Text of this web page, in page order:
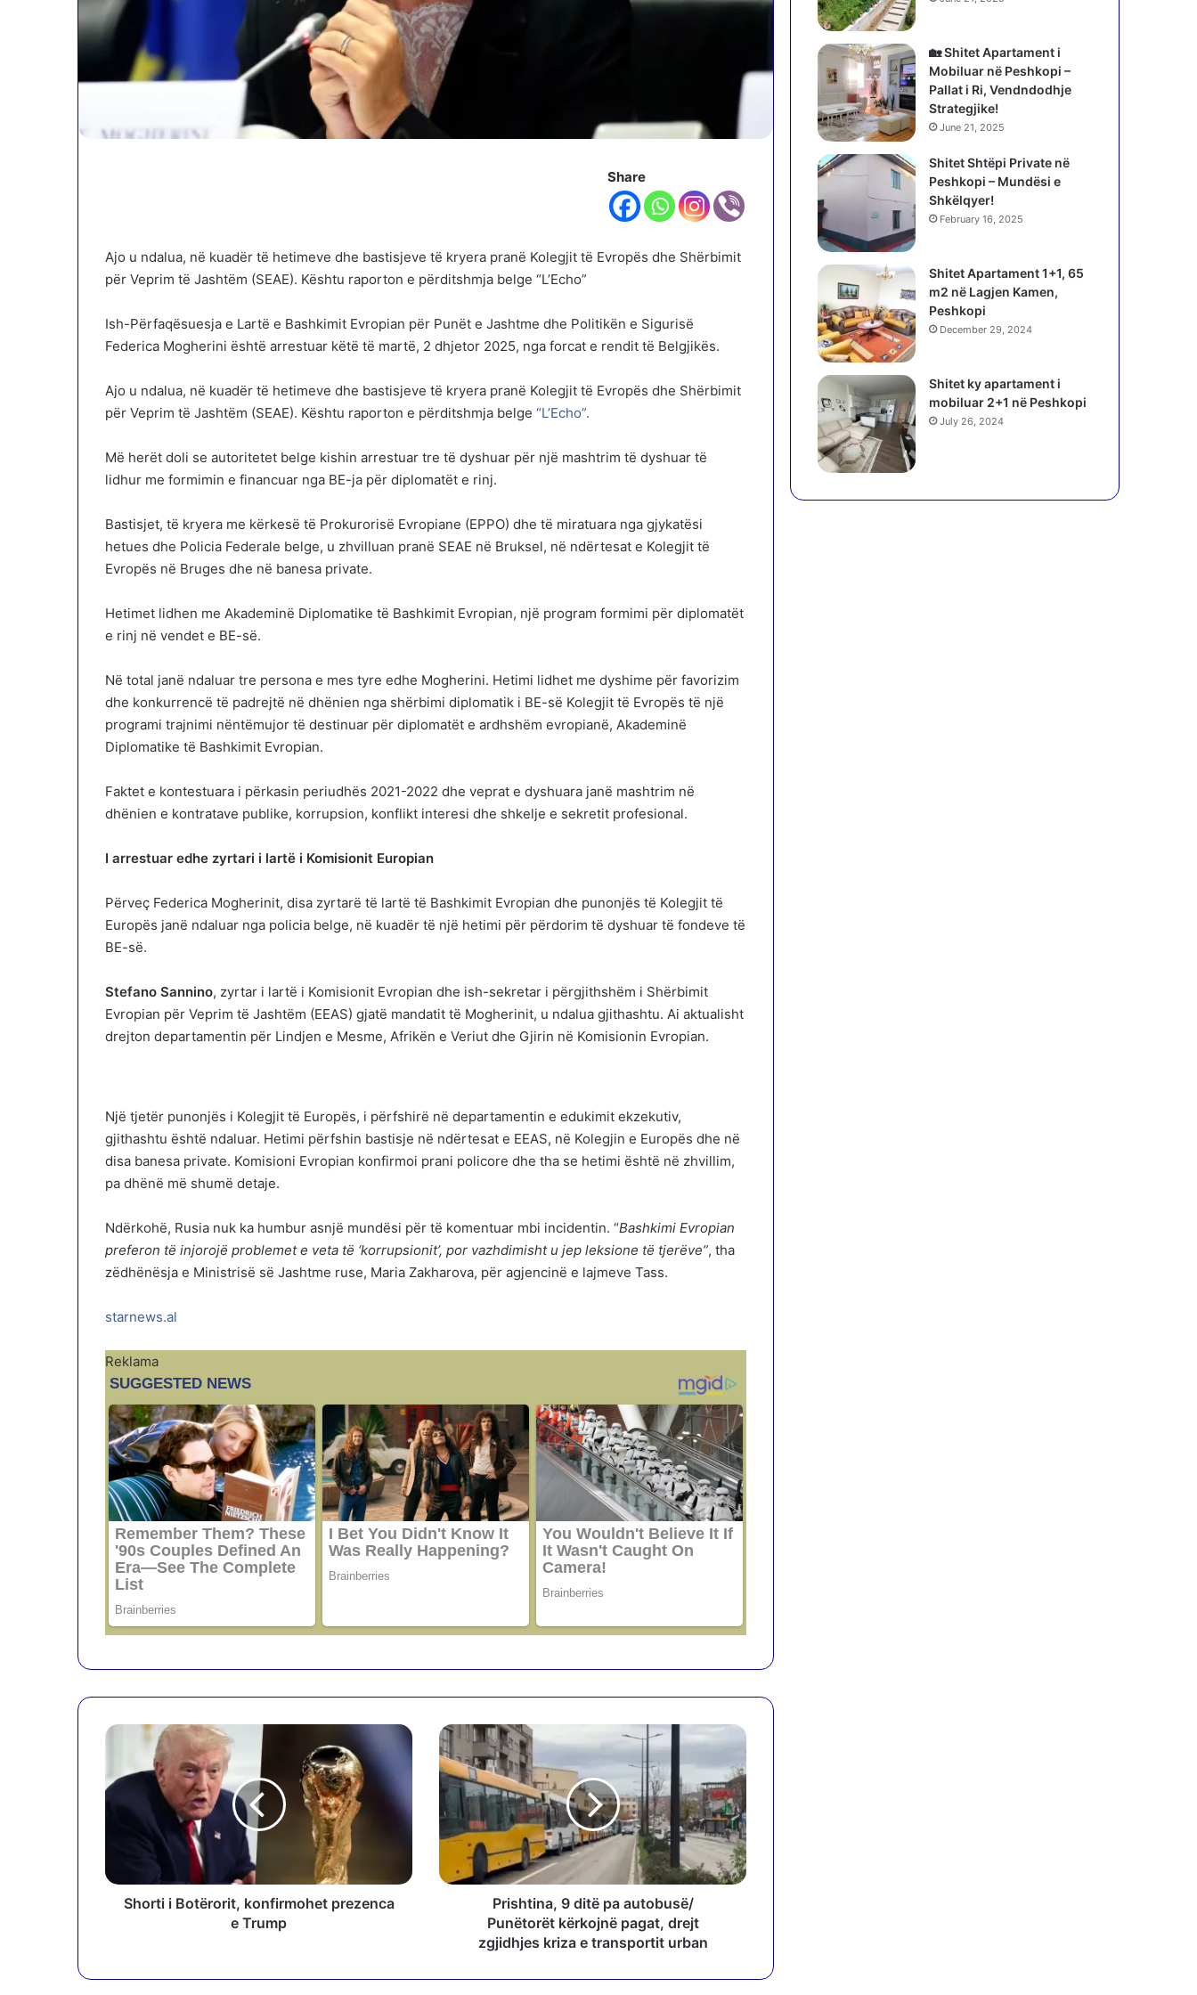
Share
Ajo u ndalua, në kuadër të hetimeve dhe bastisjeve të kryera pranë Kolegjit të Evropës dhe Shërbimit
për Veprim të Jashtëm (SEAE). Kështu raporton e përditshmja belge “L’Echo”
Ish-Përfaqësuesja e Lartë e Bashkimit Evropian për Punët e Jashtme dhe Politikën e Sigurisë
Federica Mogherini është arrestuar këtë të martë, 2 dhjetor 2025, nga forcat e rendit të Belgjikës.
Ajo u ndalua, në kuadër të hetimeve dhe bastisjeve të kryera pranë Kolegjit të Evropës dhe Shërbimit
për Veprim të Jashtëm (SEAE). Kështu raporton e përditshmja belge “L’Echo”.
Më herët doli se autoritetet belge kishin arrestuar tre të dyshuar për një mashtrim të dyshuar të
lidhur me formimin e financuar nga BE-ja për diplomatët e rinj.
Bastisjet, të kryera me kërkesë të Prokurorisë Evropiane (EPPO) dhe të miratuara nga gjykatësi
hetues dhe Policia Federale belge, u zhvilluan pranë SEAE në Bruksel, në ndërtesat e Kolegjit të
Evropës në Bruges dhe në banesa private.
Hetimet lidhen me Akademinë Diplomatike të Bashkimit Evropian, një program formimi për diplomatët
e rinj në vendet e BE-së.
Në total janë ndaluar tre persona e mes tyre edhe Mogherini. Hetimi lidhet me dyshime për favorizim
dhe konkurrencë të padrejtë në dhënien nga shërbimi diplomatik i BE-së Kolegjit të Evropës të një
programi trajnimi nëntëmujor të destinuar për diplomatët e ardhshëm evropianë, Akademinë
Diplomatike të Bashkimit Evropian.
Faktet e kontestuara i përkasin periudhës 2021-2022 dhe veprat e dyshuara janë mashtrim në
dhënien e kontratave publike, korrupsion, konflikt interesi dhe shkelje e sekretit profesional.
I arrestuar edhe zyrtari i lartë i Komisionit Europian
Përveç Federica Mogherinit, disa zyrtarë të lartë të Bashkimit Evropian dhe punonjës të Kolegjit të
Europës janë ndaluar nga policia belge, në kuadër të një hetimi për përdorim të dyshuar të fondeve të
BE-së.
Stefano Sannino, zyrtar i lartë i Komisionit Evropian dhe ish-sekretar i përgjithshëm i Shërbimit
Evropian për Veprim të Jashtëm (EEAS) gjatë mandatit të Mogherinit, u ndalua gjithashtu. Ai aktualisht
drejton departamentin për Lindjen e Mesme, Afrikën e Veriut dhe Gjirin në Komisionin Evropian.
Një tjetër punonjës i Kolegjit të Europës, i përfshirë në departamentin e edukimit ekzekutiv,
gjithashtu është ndaluar. Hetimi përfshin bastisje në ndërtesat e EEAS, në Kolegjin e Europës dhe në
disa banesa private. Komisioni Evropian konfirmoi prani policore dhe tha se hetimi është në zhvillim,
pa dhënë më shumë detaje.
Ndërkohë, Rusia nuk ka humbur asnjë mundësi për të komentuar mbi incidentin. “Bashkimi Evropian
preferon të injorojë problemet e veta të ‘korrupsionit’, por vazhdimisht u jep leksione të tjerëve”, tha
zëdhënësja e Ministrisë së Jashtme ruse, Maria Zakharova, për agjencinë e lajmeve Tass.
starnews.al
Reklama
S
r
o
r
Shorti i Botërorit, konfirmohet prezenca
e Trump
P
r
i
s
t
a
t
Prishtina, 9 ditë pa autobusë/
Punëtorët kërkojnë pagat, drejt
zgjidhjes kriza e transportit urban
🏡 Shitet Apartament i
Mobiluar në Peshkopi –
Pallat i Ri, Vendndodhje
Strategjike!
June 21, 2025
Shitet Shtëpi Private në
Peshkopi – Mundësi e
Shkëlqyer!
February 16, 2025
Shitet Apartament 1+1, 65
m2 në Lagjen Kamen,
Peshkopi
December 29, 2024
Shitet ky apartament i
mobiluar 2+1 në Peshkopi
July 26, 2024